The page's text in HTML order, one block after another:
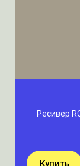
Ресивер
Купить